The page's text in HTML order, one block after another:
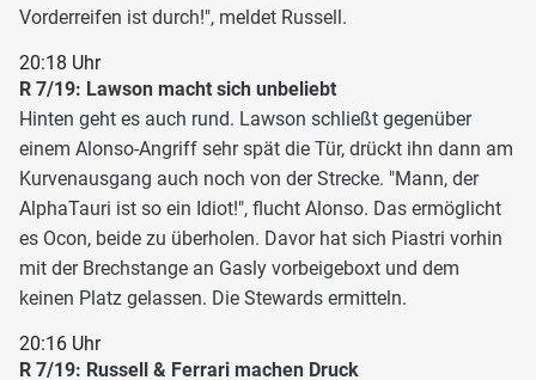
Vorderreifen ist durch!", meldet Russell.
20:18 Uhr
R 7/19: Lawson macht sich unbeliebt
Hinten geht es auch rund. Lawson schließt gegenüber
einem Alonso-Angriff sehr spät die Tür, drückt ihn dann am
Kurvenausgang auch noch von der Strecke. "Mann, der
AlphaTauri ist so ein Idiot!", flucht Alonso. Das ermöglicht
es Ocon, beide zu überholen. Davor hat sich Piastri vorhin
mit der Brechstange an Gasly vorbeigeboxt und dem
keinen Platz gelassen. Die Stewards ermitteln.
20:16 Uhr
R 7/19: Russell & Ferrari machen Druck